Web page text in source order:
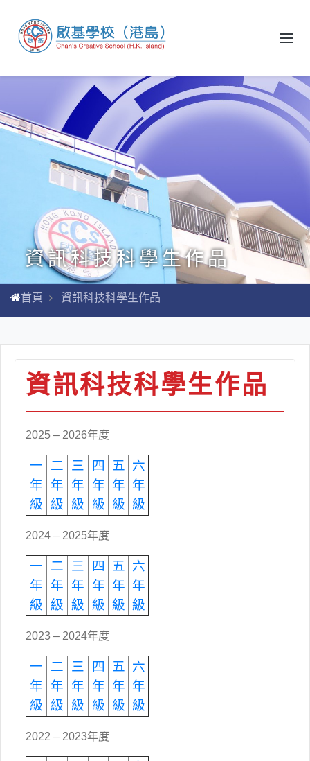
資訊科技科學生作品
首頁 資訊科技科學生作品
資訊科技科學生作品
2025 – 2026年度
一
年
級
二
年
級
三
年
級
四
年
級
五
年
級
六
年
級
2024 – 2025年度
一
年
級
二
年
級
三
年
級
四
年
級
五
年
級
六
年
級
2023 – 2024年度
一
年
級
二
年
級
三
年
級
四
年
級
五
年
級
六
年
級
2022 – 2023年度